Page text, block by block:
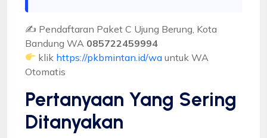
✍ Pendaftaran Paket C Ujung Berung, Kota
Bandung WA 085722459994
klik https://pkbmintan.id/wa untuk WA
Otomatis
Pertanyaan Yang Sering
Ditanyakan